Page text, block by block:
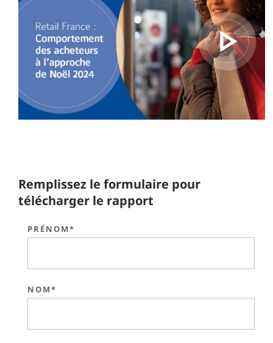
Remplissez le formulaire pour
télécharger le rapport
PRÉNOM*
NOM*